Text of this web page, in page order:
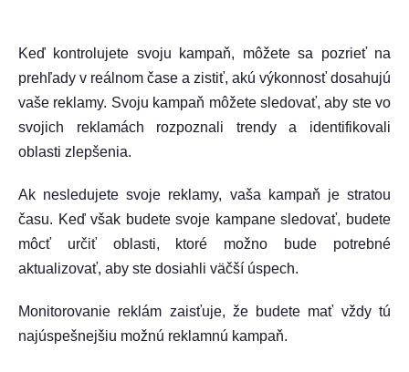
Keď kontrolujete svoju kampaň, môžete sa pozrieť na
prehľady v reálnom čase a zistiť, akú výkonnosť dosahujú
vaše reklamy. Svoju kampaň môžete sledovať, aby ste vo
svojich reklamách rozpoznali trendy a identifikovali
oblasti zlepšenia.
Ak nesledujete svoje reklamy, vaša kampaň je stratou
času. Keď však budete svoje kampane sledovať, budete
môcť určiť oblasti, ktoré možno bude potrebné
aktualizovať, aby ste dosiahli väčší úspech.
Monitorovanie reklám zaisťuje, že budete mať vždy tú
najúspešnejšiu možnú reklamnú kampaň.